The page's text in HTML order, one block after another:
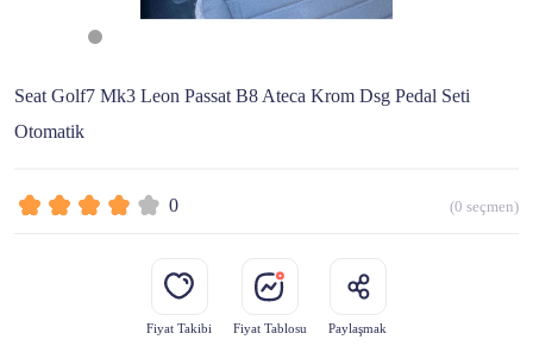
Seat Golf7 Mk3 Leon Passat B8 Ateca Krom Dsg Pedal Seti
Otomatik
0 (0 seçmen)
Fiyat Takibi Fiyat Tablosu Paylaşmak